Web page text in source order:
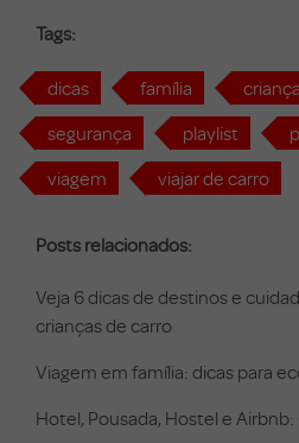
Tags:
dicas família
segurança
playlist
viagem
viajar de carro
Posts relacionados:
Veja 6 dicas de destinos e
crianças de carro
Viagem em família: dicas para
Hotel, Pousada, Hostel e